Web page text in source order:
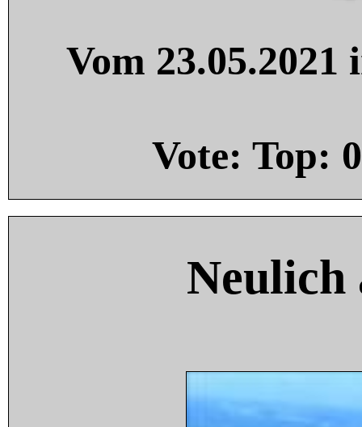
Vom
Vote: Top: 0
Neulich